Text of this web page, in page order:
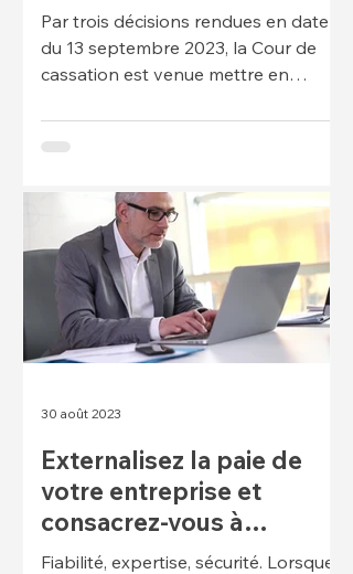
Par trois décisions rendues en date
du 13 septembre 2023, la Cour de
cassation est venue mettre en
droi
Externalisez la paie de
votre entreprise et
consacrez-vous à
l'essentiel
Fiabilité, expertise, sécurité. Lorsque
30 août 2023